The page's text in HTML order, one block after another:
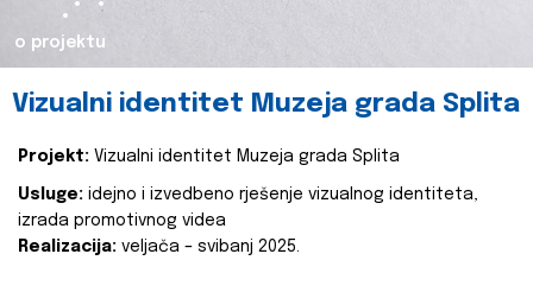
o projektu
Vizualni identitet Muzeja grada Splita
Projekt: Vizualni identitet Muzeja grada Splita
Usluge: idejno i izvedbeno rješenje vizualnog identiteta,
izrada promotivnog videa
Realizacija: veljača – svibanj 2025.